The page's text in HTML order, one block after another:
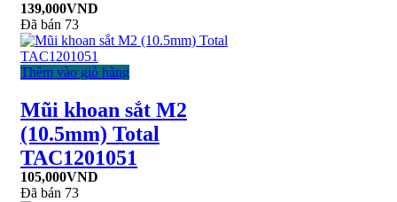
139,000VND
Đã bán 73
Thêm vào giỏ hàng
Mũi khoan sắt M2
(10.5mm) Total
TAC1201051
105,000VND
Đã bán 73